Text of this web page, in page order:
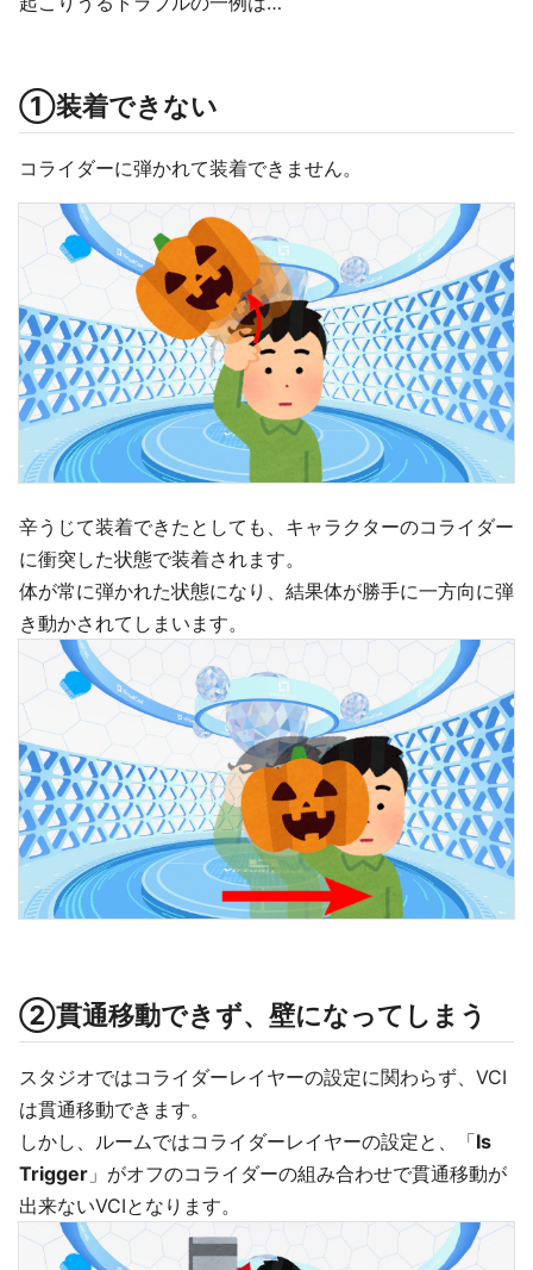
①装着できない
コライダーに弾かれて装着できません。
辛うじて装着できたとしても、キャラクターのコライダー
に衝突した状態で装着されます。
体が常に弾かれた状態になり、結果体が勝手に一方向に弾
き動かされてしまいます。
②貫通移動できず、壁になってしまう
スタジオではコライダーレイヤーの設定に関わらず、VCI
は貫通移動できます。
しかし、ルームではコライダーレイヤーの設定と、「Is
Trigger 」がオフのコライダーの組み合わせで貫通移動が
出来ないVCIとなります。